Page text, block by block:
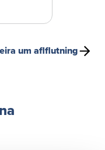
um aflflutning